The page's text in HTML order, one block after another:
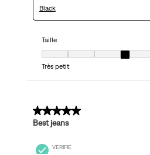
Black
Taille
Taille, 4 sur 7, où 1 est égal à Très
Très petit
5 sur 5 étoiles.
Best jeans
VÉRIFIÉ